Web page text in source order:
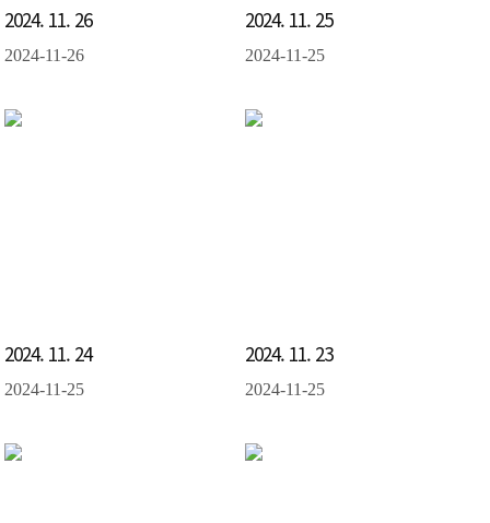
2024. 11. 26
2024-11-26
2024. 11. 25
2024-11-25
2024. 11. 24
2024-11-25
2024. 11. 23
2024-11-25